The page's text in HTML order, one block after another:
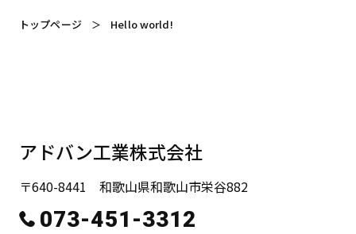
プライバシーポリシー
トップページ Hello world!
アドバン工業株式会社
〒640-8441 和歌山県和歌山市栄谷882
073-451-3312